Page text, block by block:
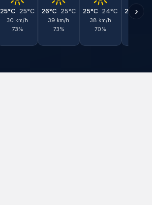
25°C 25°C
30 km/h
73%
26°C 25°C
39 km/h
73%
25°C 24°C
38 km/h
70%
24°C
›